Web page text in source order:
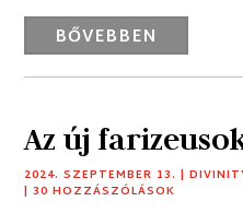
BŐVEBBEN
Az új
2024. SZEPTEMBER 13. |
| 30 HOZZÁSZÓLÁSOK